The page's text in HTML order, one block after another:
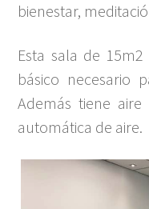
bienestar,
Esta sala de
básico necesario
Además tiene
automática de aire.